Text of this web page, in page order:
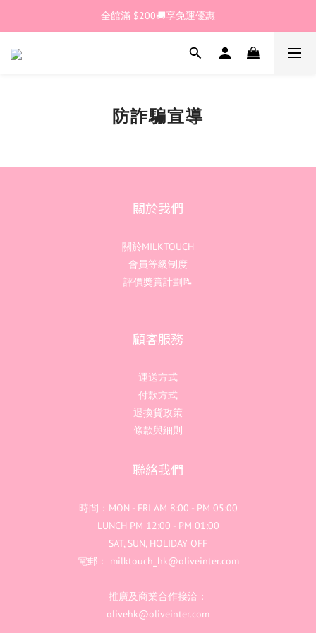
🎊加入官網會員 即獲$30購物金💰
全館滿 $200🚚享免運優惠
🎊加入官網會員 即獲$30購物金💰
防詐騙宣導
關於我們
關於MILKTOUCH
會員等級制度
評價獎賞計劃📝
顧客服務
運送方式
付款方式
退換貨政策
條款與細則
聯絡我們
時間：MON - FRI AM 8:00 - PM 05:00
LUNCH PM 12:00 - PM 01:00
SAT, SUN, HOLIDAY OFF
電郵： milktouch_hk@oliveinter.com
推廣及商業合作接洽：
olivehk@oliveinter.com